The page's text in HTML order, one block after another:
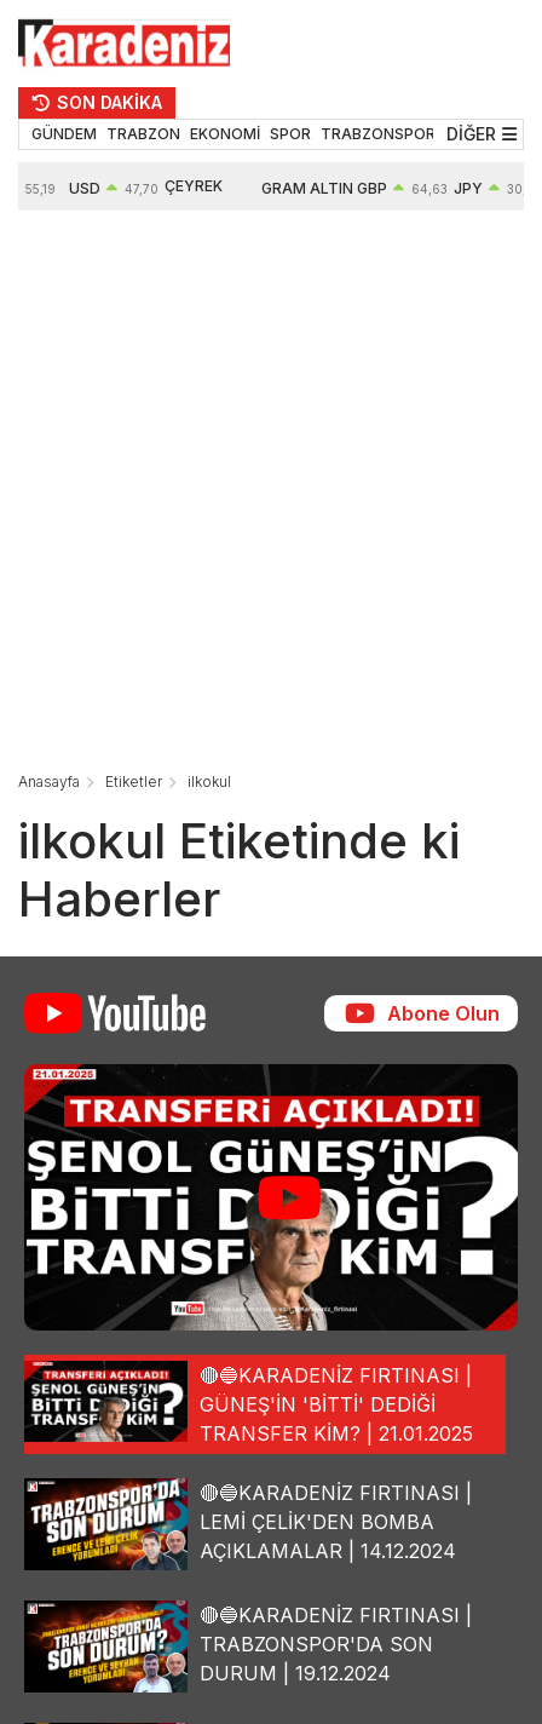
SON DAKİKA
GÜNDEM TRABZON EKONOMİ SPOR TRABZONSPOR TEKNOLOJİ
DİĞER
55,19 USD 47,70 ÇEYREK GRAM ALTIN GBP 64,63 JPY 30,40
Anasayfa Etiketler ilkokul
ilkokul Etiketinde ki
Haberler
Abone Olun
🔴🔵KARADENİZ FIRTINASI |
GÜNEŞ'İN 'BİTTİ' DEDİĞİ
TRANSFER KİM? | 21.01.2025
🔴🔵KARADENİZ FIRTINASI |
LEMİ ÇELİK'DEN BOMBA
AÇIKLAMALAR | 14.12.2024
🔴🔵KARADENİZ FIRTINASI |
TRABZONSPOR'DA SON
DURUM | 19.12.2024